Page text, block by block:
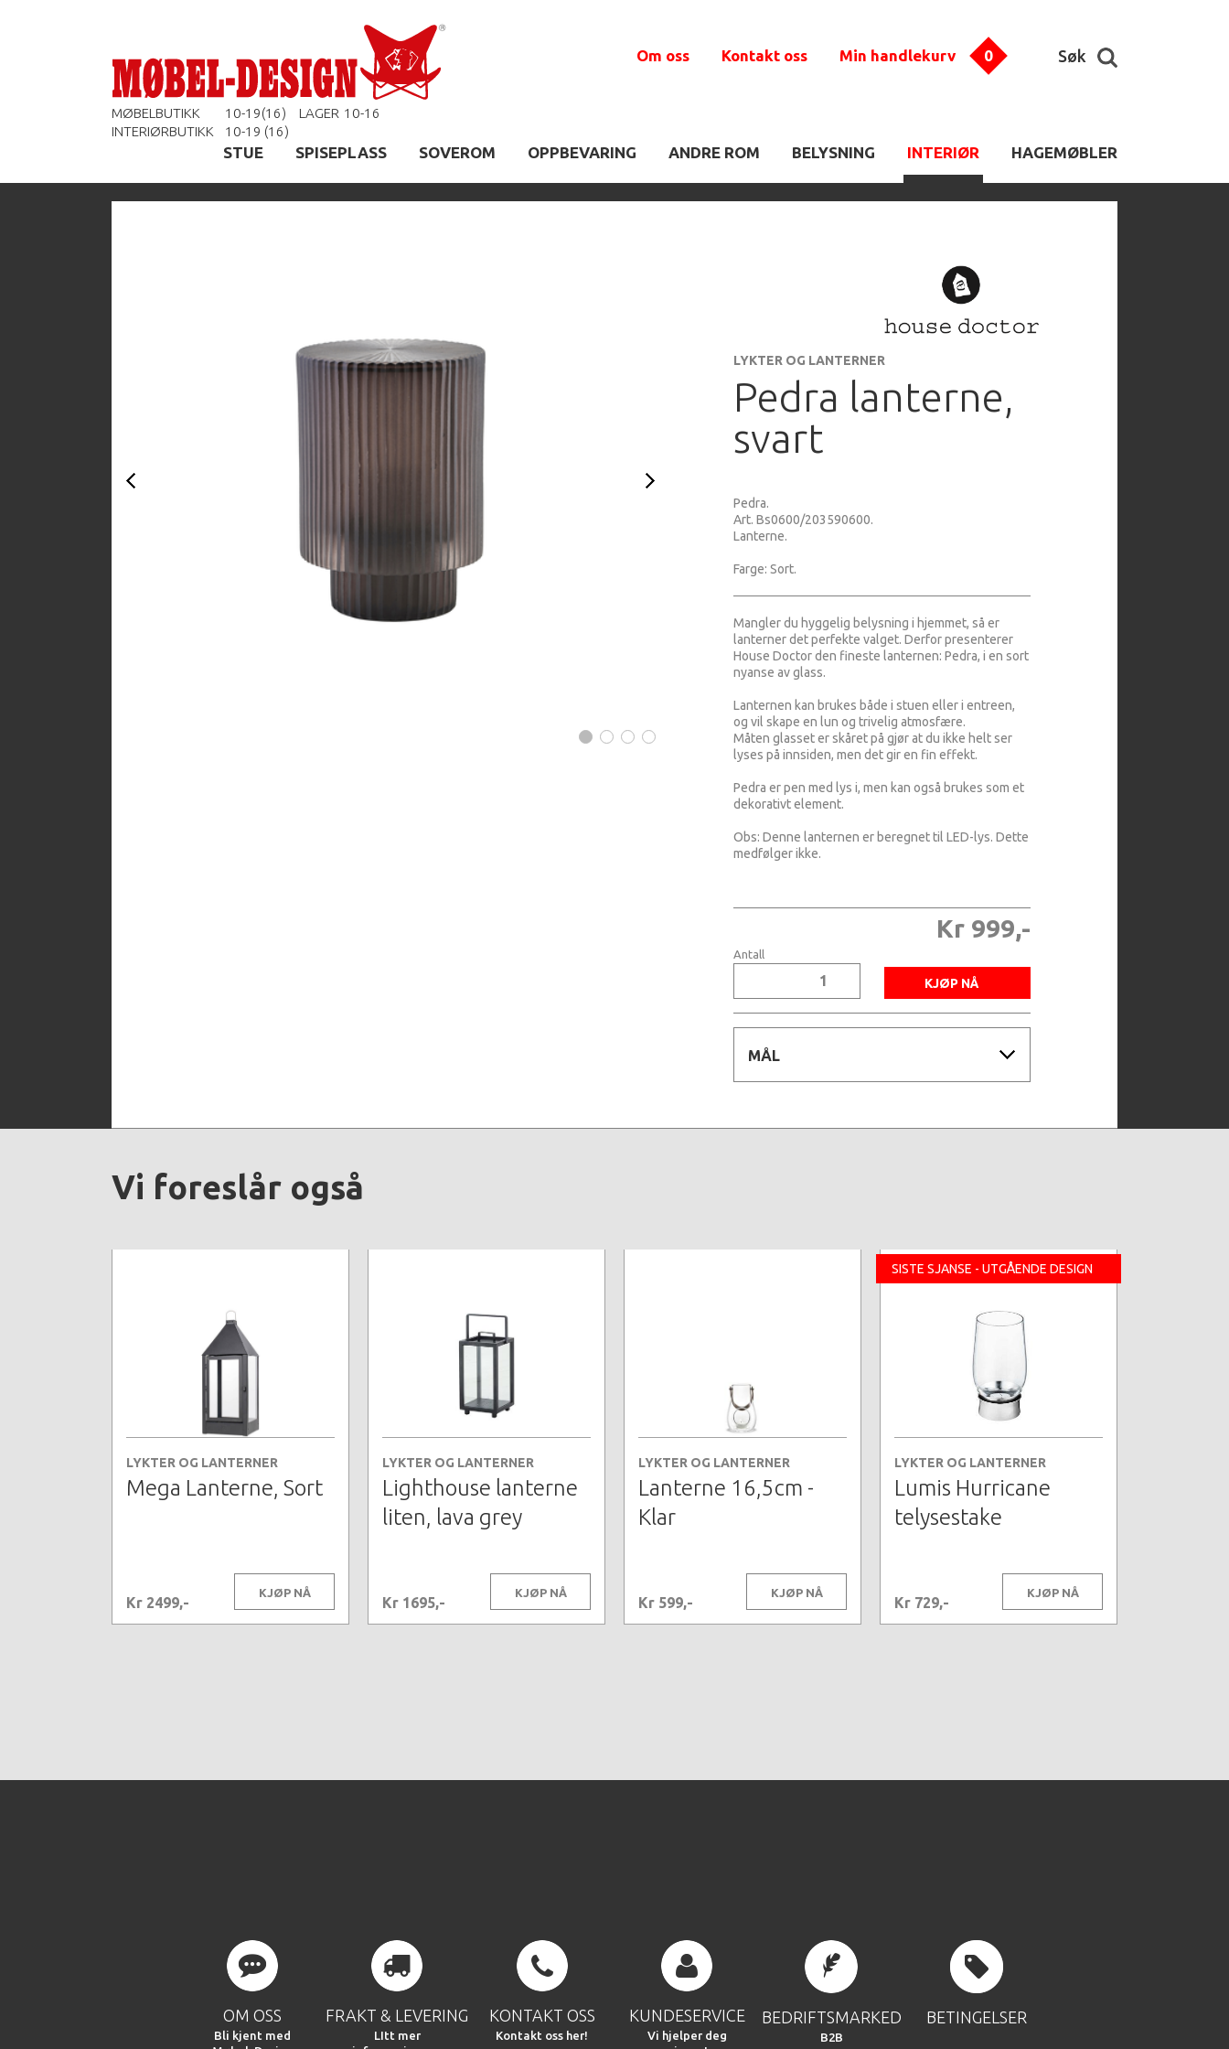
MØBELBUTIKK 10-19(16) LAGER 10-16
INTERIØRBUTIKK
10-19 (16)
Om oss Kontakt oss Min handlekurv 0 Søk
STUE SPISEPLASS SOVEROM OPPBEVARING ANDRE ROM BELYSNING INTERIØR HAGEMØBLER
LYKTER OG LANTERNER
Pedra lanterne,
svart
Pedra.
Art. Bs0600/203590600.
Lanterne.
Farge: Sort.
Mangler du hyggelig belysning i hjemmet, så er
lanterner det perfekte valget. Derfor presenterer
House Doctor den fineste lanternen: Pedra, i en sort
nyanse av glass.
Lanternen kan brukes både i stuen eller i entreen,
og vil skape en lun og trivelig atmosfære.
Måten glasset er skåret på gjør at du ikke helt ser
lyses på innsiden, men det gir en fin effekt.
Pedra er pen med lys i, men kan også brukes som et
dekorativt element.
Obs: Denne lanternen er beregnet til LED-lys. Dette
medfølger ikke.
Kr 999,-
Antall
MÅL
Vi foreslår også
LYKTER OG LANTERNER
Mega Lanterne, Sort
Kr 2499,-
KJØP NÅ
LYKTER OG LANTERNER
Lighthouse lanterne
liten, lava grey
Kr 1695,-
KJØP NÅ
LYKTER OG LANTERNER
Lanterne 16,5cm -
Klar
Kr 599,-
KJØP NÅ
SISTE SJANSE - UTGÅENDE DESIGN
LYKTER OG LANTERNER
Lumis Hurricane
telysestake
Kr 729,-
KJØP NÅ
OM OSS
Bli kjent med
FRAKT & LEVERING
LItt mer
KONTAKT OSS
Kontakt oss her!
KUNDESERVICE
Vi hjelper deg
BEDRIFTSMARKED
B2B
BETINGELSER